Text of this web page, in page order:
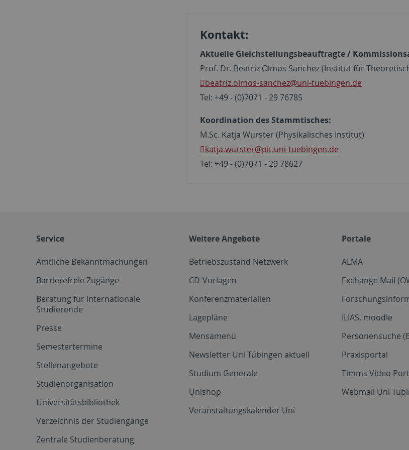
Kontakt:
Aktuelle Gleichstellungsbeauftragte /
Prof. Dr. Beatriz Olmos Sanchez (Institut für
beatriz.olmos-sanchez@uni-tuebingen.de
Tel: +49 - (0)7071 - 29 76785
Koordination des Stammtisches:
M.Sc. Katja Wurster (Physikalisches Institut)
katja.wurster@pit.uni-tuebingen.de
Tel: +49 - (0)7071 - 29 78627
Service
Amtliche Bekanntmachungen
Barrierefreie Zugänge
Beratung für internationale
Studierende
Presse
Semestertermine
Stellenangebote
Studienorganisation
Universitätsbibliothek
Verzeichnis der Studiengänge
Zentrale Studienberatung
Weitere Angebote
Betriebszustand Netzwerk
CD-Vorlagen
Konferenzmaterialien
Lagepläne
Mensamenü
Newsletter Uni Tübingen aktuell
Studium Generale
Unishop
Veranstaltungskalender Uni
Portale
ALMA
Exchange Mail
ILIAS, moodle
Personensuche
Praxisportal
Timms Video
Webmail Uni